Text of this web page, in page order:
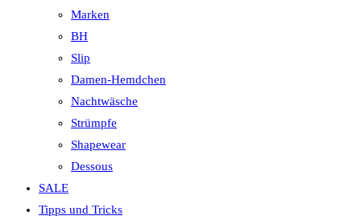
Marken
BH
Slip
Damen-Hemdchen
Nachtwäsche
Strümpfe
Shapewear
Dessous
SALE
Tipps und Tricks